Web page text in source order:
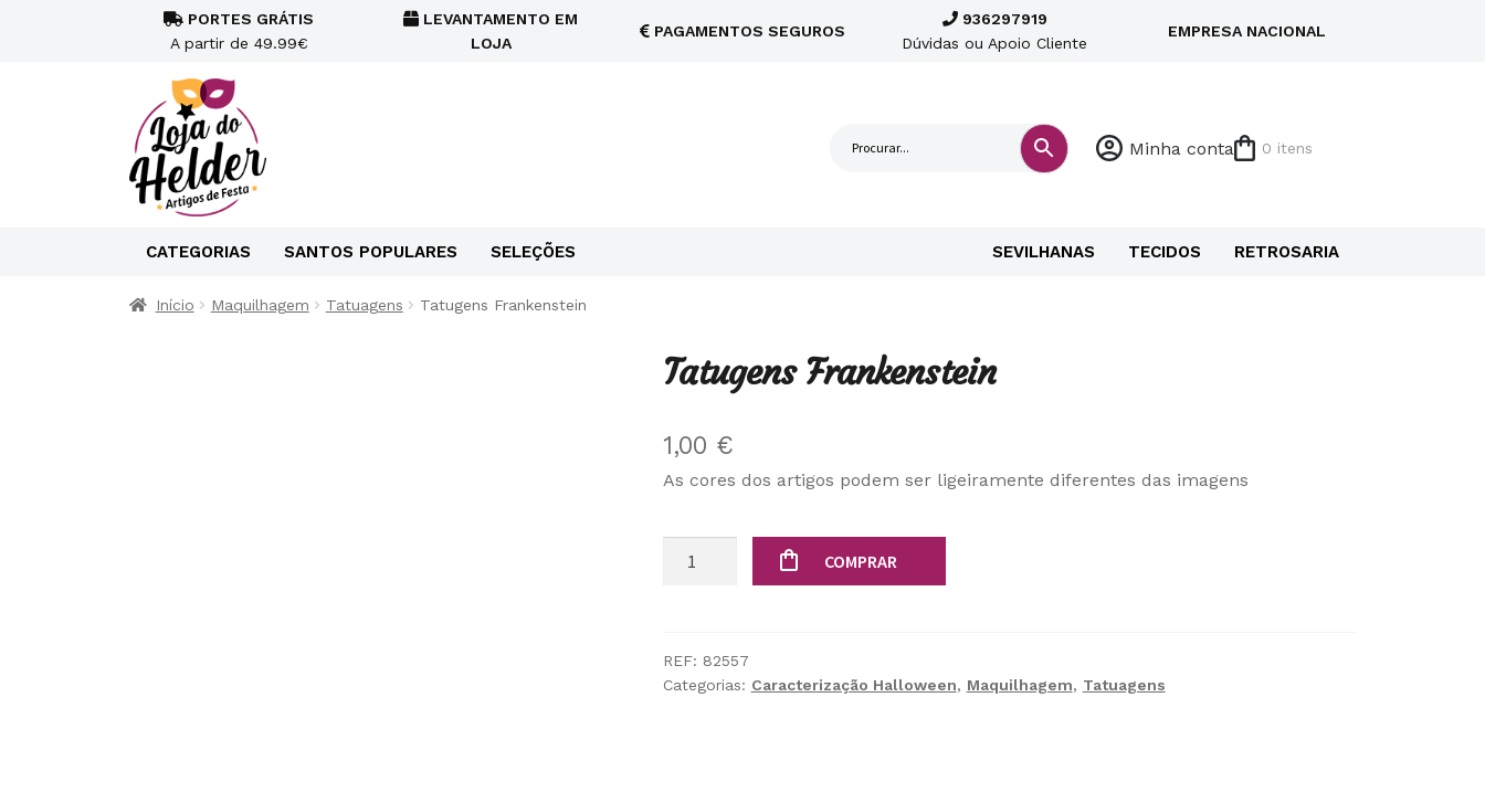
PORTES GRÁTIS
A partir de 49.99€
LEVANTAMENTO EM
LOJA
PAGAMENTOS SEGUROS
936297919
Dúvidas ou Apoio Cliente
EMPRESA NACIONAL
Minha conta 0 itens
CATEGORIAS SANTOS POPULARES SELEÇÕES SEVILHANAS TECIDOS RETROSARIA
Início Maquilhagem Tatuagens Tatugens Frankenstein
Tatugens Frankenstein
1,00 €
As cores dos artigos podem ser ligeiramente diferentes das imagens
COMPRAR
REF: 82557
Categorias: Caracterização Halloween, Maquilhagem, Tatuagens